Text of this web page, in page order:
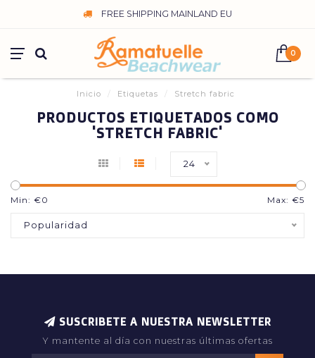
FREE SHIPPING MAINLAND EU
0
Inicio / Etiquetas / Stretch fabric
PRODUCTOS ETIQUETADOS COMO
'STRETCH FABRIC'
24
Min: €0 Max: €5
Popularidad
SUSCRIBETE A NUESTRA NEWSLETTER
Y mantente al día con nuestras últimas ofertas